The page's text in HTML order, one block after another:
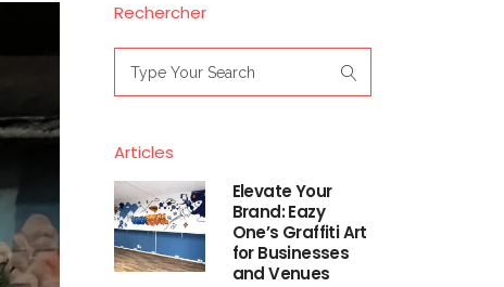
Rechercher
for:
Articles
Elevate Your
Brand: Eazy
One’s Graffiti Art
for Businesses
and Venues